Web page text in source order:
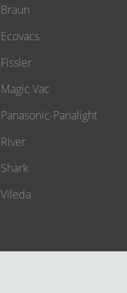
Braun
Ecovacs
Fissler
Magic Vac
Panasonic-Panalight
River
Shark
Vileda